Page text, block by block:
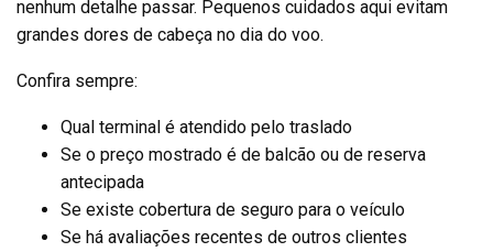
nenhum detalhe passar. Pequenos cuidados aqui evitam
grandes dores de cabeça no dia do voo.
Confira sempre:
Qual terminal é atendido pelo traslado
Se o preço mostrado é de balcão ou de reserva
antecipada
Se existe cobertura de seguro para o veículo
Se há avaliações recentes de outros clientes